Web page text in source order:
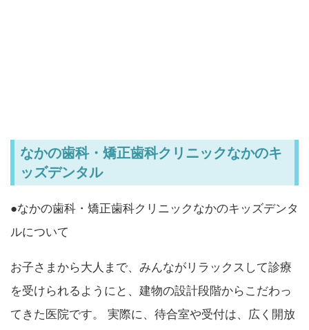
なかの歯科・矯正歯科クリニックなかのキ
ッズデンタル
●なかの歯科・矯正歯科クリニックなかのキッズデンタ
ルについて
お子さまから大人まで、みんながリラックスして診療
を受けられるようにと、建物の設計段階からこだわっ
てきた医院です。 実際に、待合室や受付は、広く開放